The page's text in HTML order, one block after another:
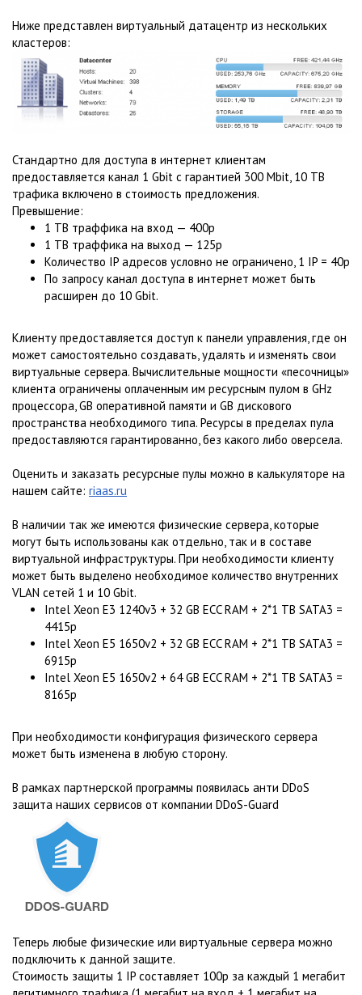
Ниже представлен виртуальный датацентр из нескольких
кластеров:
Стандартно для доступа в интернет клиентам
предоставляется канал 1 Gbit с гарантией 300 Mbit, 10 TB
трафика включено в стоимость предложения.
Превышение:
1 TB траффика на вход — 400р
1 TB траффика на выход — 125р
Количество IP адресов условно не ограничено, 1 IP = 40р
По запросу канал доступа в интернет может быть
расширен до 10 Gbit.
Клиенту предоставляется доступ к панели управления, где он
может самостоятельно создавать, удалять и изменять свои
виртуальные сервера. Вычислительные мощности «песочницы»
клиента ограничены оплаченным им ресурсным пулом в GHz
процессора, GB оперативной памяти и GB дискового
пространства необходимого типа. Ресурсы в пределах пула
предоставляются гарантированно, без какого либо оверсела.
Оценить и заказать ресурсные пулы можно в калькуляторе на
нашем сайте: riaas.ru
В наличии так же имеются физические сервера, которые
могут быть использованы как отдельно, так и в составе
виртуальной инфраструктуры. При необходимости клиенту
может быть выделено необходимое количество внутренних
VLAN сетей 1 и 10 Gbit.
Intel Xeon E3 1240v3 + 32 GB ECC RAM + 2*1 TB SATA3 =
4415р
Intel Xeon E5 1650v2 + 32 GB ECC RAM + 2*1 TB SATA3 =
6915р
Intel Xeon E5 1650v2 + 64 GB ECC RAM + 2*1 TB SATA3 =
8165р
При необходимости конфигурация физического сервера
может быть изменена в любую сторону.
В рамках партнерской программы появилась анти DDoS
защита наших сервисов от компании DDoS-Guard
Теперь любые физические или виртуальные сервера можно
подключить к данной защите.
Стоимость защиты 1 IP составляет 100р за каждый 1 мегабит